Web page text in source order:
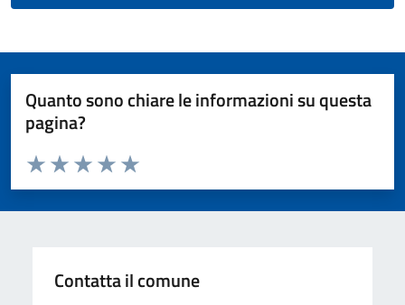
Quanto sono chiare le informazioni su questa
pagina?
Valuta da 1 a 5 stelle la pagina
Valuta 5 stelle su 5
Valuta 4 stelle su 5
Valuta 3 stelle su 5
Valuta 2 stelle su 5
Valuta 1 stelle su 5
Contatta il comune